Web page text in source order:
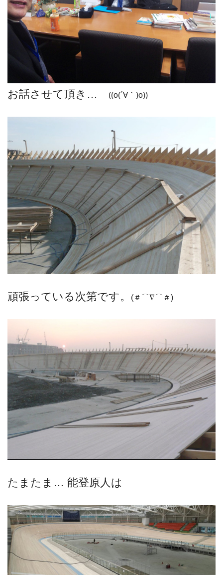
お話させて頂き… ((o(´∀｀)o))
頑張っている次第です。 (＃⌒∇⌒＃)ゞ
たまたま… 能登原人は